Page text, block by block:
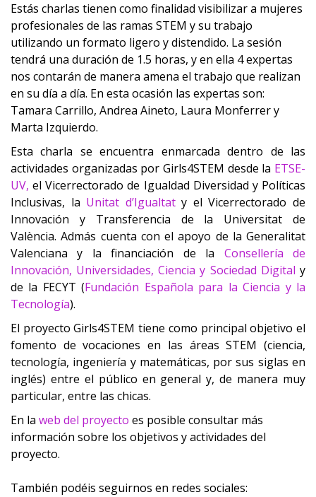
Estás charlas tienen como finalidad visibilizar a mujeres
profesionales de las ramas STEM y su trabajo
utilizando un formato ligero y distendido. La sesión
tendrá una duración de 1.5 horas, y en ella 4 expertas
nos contarán de manera amena el trabajo que realizan
en su día a día. En esta ocasión las expertas son:
Tamara Carrillo, Andrea Aineto, Laura Monferrer y
Marta Izquierdo.
Esta charla se encuentra enmarcada dentro de las
actividades organizadas por Girls4STEM desde la ETSE-
UV, el Vicerrectorado de Igualdad Diversidad y Políticas
Inclusivas, la Unitat d’Igualtaty el Vicerrectorado de
Innovación y Transferencia de la Universitat de
València. Admás cuenta con el apoyo de la Generalitat
Valenciana y la financiación de la Consellería de
Innovación, Universidades, Ciencia y Sociedad Digital y
de la FECYT (Fundación Española para la Ciencia y la
Tecnología).
El proyecto Girls4STEM tiene como principal objetivo el
fomento de vocaciones en las áreas STEM (ciencia,
tecnología, ingeniería y matemáticas, por sus siglas en
inglés) entre el público en general y, de manera muy
particular, entre las chicas.
En la web del proyecto es posible consultar más
información sobre los objetivos y actividades del
proyecto.
También podéis seguirnos en redes sociales: